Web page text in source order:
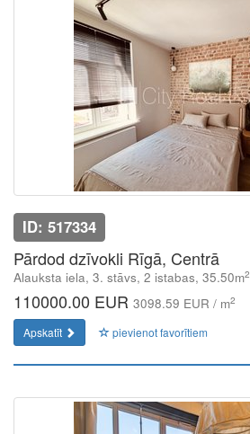
ID: 517334
Pārdod dzīvokli Rīgā, Centrā
Alauksta iela, 3. stāvs, 2 istabas, 35.50m2
110000.00 EUR 3098.59 EUR / m2
Apskatīt pievienot favorītiem